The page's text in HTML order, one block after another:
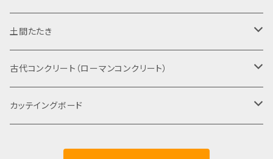
Sサイズ
固形
粉末
土間たたき
古代たたきのサンプル
古代たたきの材料
古代コンクリート（ローマンコンクリート）
DIYサンプルキット
カッテイングボード